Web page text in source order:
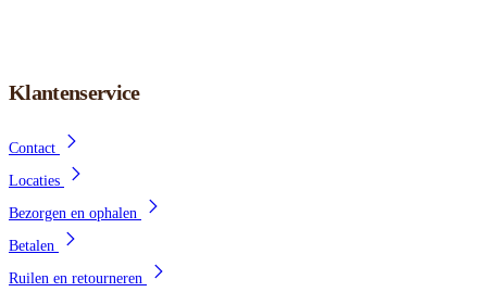
Klantenservice
Contact
Locaties
Bezorgen en ophalen
Betalen
Ruilen en retourneren